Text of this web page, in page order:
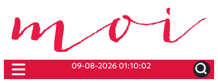
09-08-2026 01:10:02